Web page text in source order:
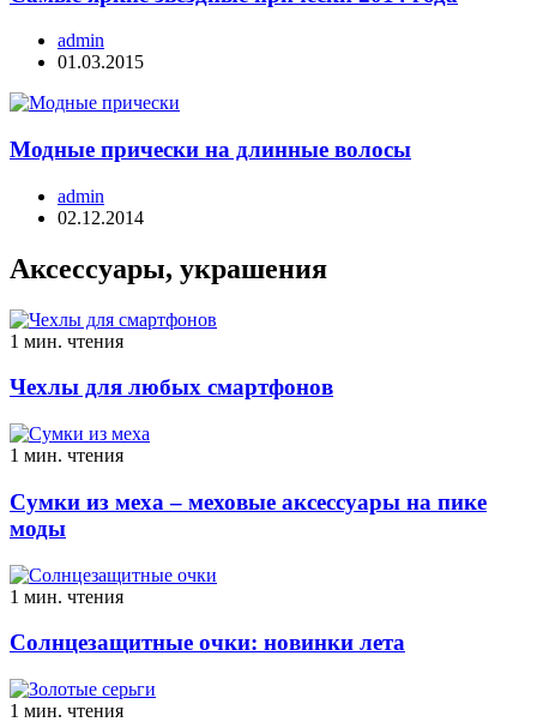
admin
01.03.2015
Модные прически на длинные волосы
admin
02.12.2014
Аксессуары, украшения
1 мин. чтения
Чехлы для любых смартфонов
1 мин. чтения
Сумки из меха – меховые аксессуары на пике
моды
1 мин. чтения
Солнцезащитные очки: новинки лета
1 мин. чтения